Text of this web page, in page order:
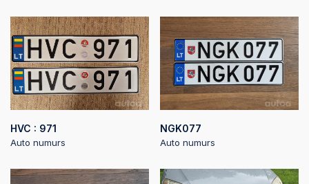
2026-06-05 13:38:57
HVC : 971
Auto numurs
NGK077
Auto numurs